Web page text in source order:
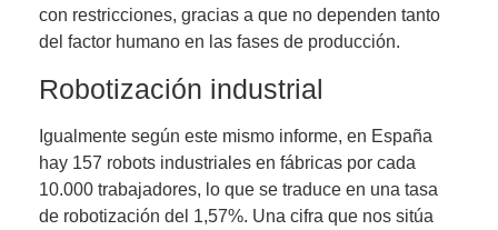
con restricciones, gracias a que no dependen tanto
del factor humano en las fases de producción.
Robotización industrial
Igualmente según este mismo informe, en España
hay 157 robots industriales en fábricas por cada
10.000 trabajadores, lo que se traduce en una tasa
de robotización del 1,57%. Una cifra que nos sitúa